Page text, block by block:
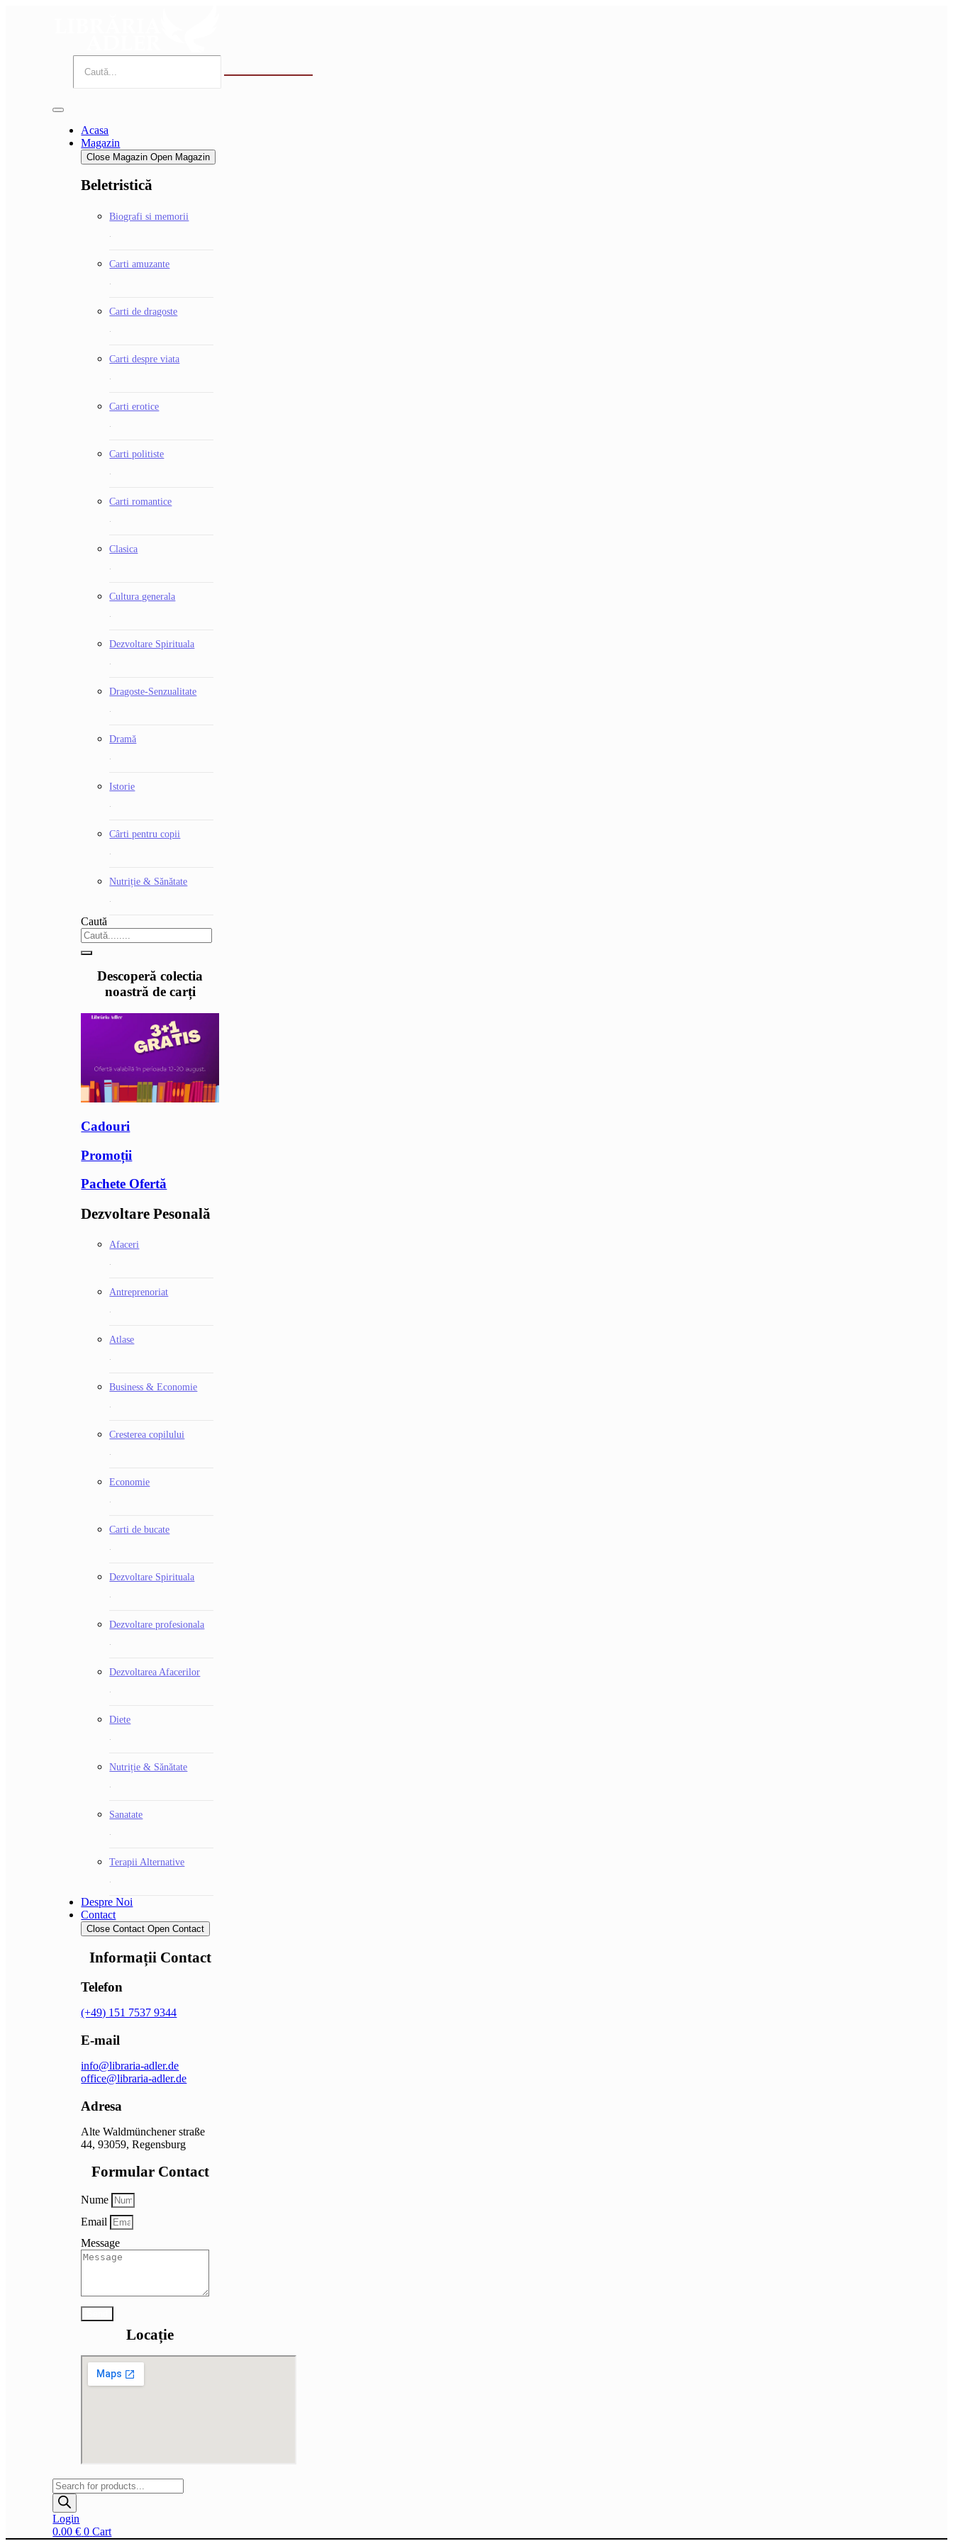
Acasa
Magazin
Close Magazin Open Magazin
Beletristică
Biografi si memorii
Carti amuzante
Carti de dragoste
Carti despre viata
Carti erotice
Carti politiste
Carti romantice
Clasica
Cultura generala
Dezvoltare Spirituala
Dragoste-Senzualitate
Dramă
Istorie
Cârti pentru copii
Nutriție & Sănătate
Caută
Descoperă colectia
noastră de carți
Cadouri
Promoții
Pachete Ofertă
Dezvoltare Pesonală
Afaceri
.
Antreprenoriat
.
Atlase
.
Business & Economie
.
Cresterea copilului
.
Economie
.
Carti de bucate
.
Dezvoltare Spirituala
.
Dezvoltare profesionala
.
Dezvoltarea Afacerilor
.
Diete
.
Nutriție & Sănătate
.
Sanatate
.
Terapii Alternative
.
Despre Noi
Contact
Close Contact Open Contact
Informații Contact
Telefon
(+49) 151 7537 9344
E-mail
info@libraria-adler.de
office@libraria-adler.de
Adresa
Alte Waldmünchener straße
44, 93059, Regensburg
Formular Contact
Nume
Email
Message
Locație
Products
search
Login
0.00€ 0 Cart